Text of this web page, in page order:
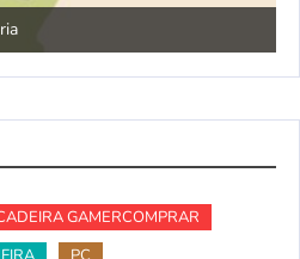
GAMERCOMPRAR